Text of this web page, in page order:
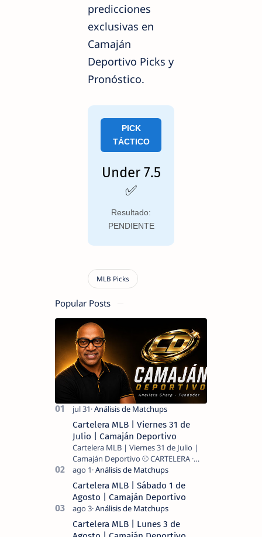
predicciones
exclusivas en
Camaján
Deportivo Picks y
Pronóstico.
PICK
TÁCTICO
Under 7.5
✅
Resultado:
PENDIENTE
Popular Posts
Cartelera MLB | Viernes 31 de
Julio | Camaján Deportivo
Cartelera MLB | Viernes 31 de Julio |
Camaján Deportivo ⚾ CARTELERA ·
MLB 2026 ⚾ MI LECTURA DEL DÍA …
Cartelera MLB | Sábado 1 de
Agosto | Camaján Deportivo
Cartelera MLB | Lunes 3 de